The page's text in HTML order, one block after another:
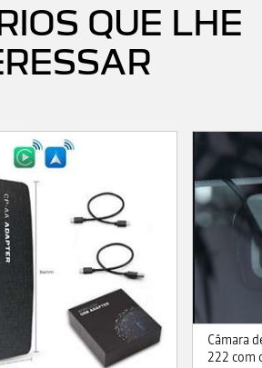
QUE LHE
Câmara
222 com